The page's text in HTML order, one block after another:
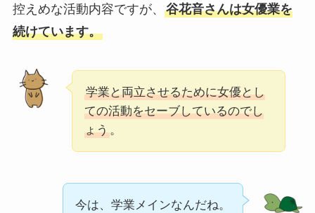
控えめな活動内容ですが、 谷花音さんは女優業を
続けています。
学業と両立させるために女優とし
ての活動をセーブしているのでし
ょう。
今は、学業メインなんだね。